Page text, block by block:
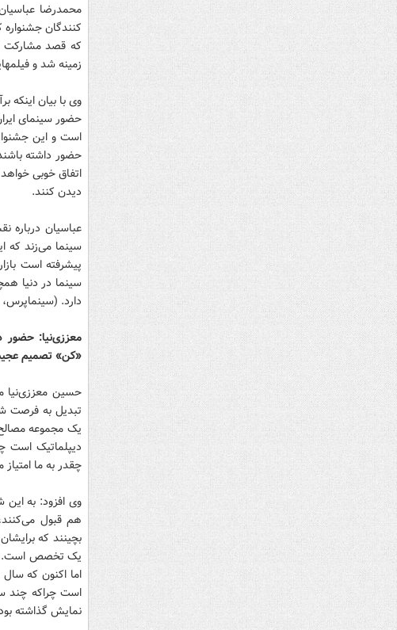
محمدرضا
کنندگان
که قصد مشارکت
زمینه شد و
وی با بیان اینكه
حضور سینمای
است و این
حضور داشته
اتفاق خوبی
دیدن کنند.
عباسیان
سینما می‌زند که
پیشرفته است
سینما در دنیا
دارد. (سينماپرس، ۱۶ ارديبهشت ۹۳)
معززی‌نیا: حضور
«کن» تصمیم
حسین معززی‌نیا
تبدیل به فرصت
یک مجموعه
دیپلماتیک است
چقدر به ما
وی افزود: به این
هم قبول
بچینند که
یک تخصص است.
اما اکنون که
است چراکه چند
نمایش گذاشته